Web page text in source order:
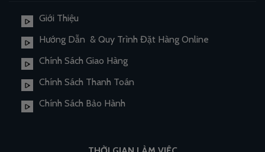
Giới Thiệu
Hướng Dẫn & Quy Trình Đặt Hàng Online
Chính Sách Giao Hàng
Chính Sách Thanh Toán
Chính Sách Bảo Hành